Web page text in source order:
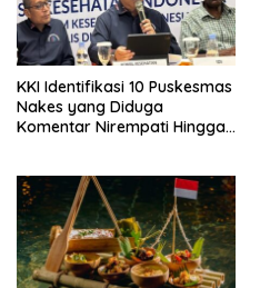
KKI Identifikasi 10 Puskesmas
Nakes yang Diduga
Komentar Nirempati Hingga